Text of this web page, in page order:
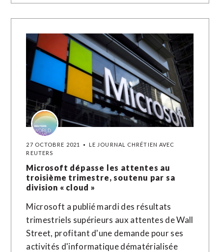
27 OCTOBRE 2021
LE JOURNAL CHRÉTIEN AVEC
REUTERS
Microsoft dépasse les attentes au
troisième trimestre, soutenu par sa
division « cloud »
Microsoft a publié mardi des résultats
trimestriels supérieurs aux attentes de Wall
Street, profitant d'une demande pour ses
activités d'informatique dématérialisée